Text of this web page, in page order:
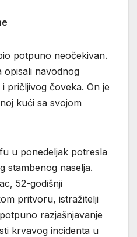
potpuno neočekivan.
opisali navodnog
pričljivog čoveka. On je
kući sa svojom
u ponedeljak potresla
stambenog naselja.
52-godišnji
pritvoru, istražitelji
razjašnjavanje
krvavog incidenta u